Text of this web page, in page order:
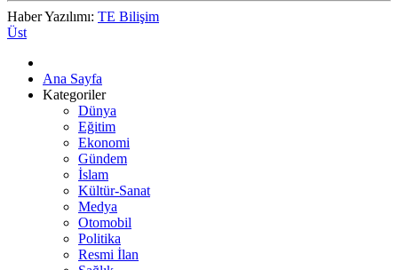
Haber Yazılımı: TE Bilişim
Üst
Ana Sayfa
Kategoriler
Dünya
Eğitim
Ekonomi
Gündem
İslam
Kültür-Sanat
Medya
Otomobil
Politika
Resmi İlan